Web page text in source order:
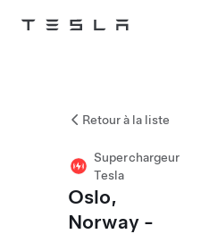
Tesla
Retour à la liste
Superchargeur
Tesla
Oslo,
Norway -